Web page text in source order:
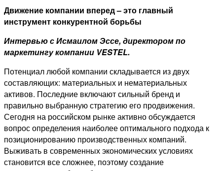
Движение компании вперед – это главный
инструмент конкурентной борьбы
Интервью с Исмаилом Эссе, директором по
маркетингу компании VESTEL.
Потенциал любой компании складывается из двух
составляющих: материальных и нематериальных
активов. Последние включают сильный бренд и
правильно выбранную стратегию его продвижения.
Сегодня на российском рынке активно обсуждается
вопрос определения наиболее оптимального подхода к
позиционированию производственных компаний.
Выживать в современных экономических условиях
становится все сложнее, поэтому создание